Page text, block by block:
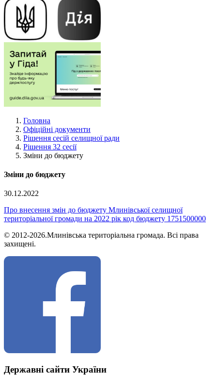
Головна
Офіційні документи
Рішення сесій селищної ради
Рішення 32 сесії
Зміни до бюджету
Зміни до бюджету
30.12.2022
Про внесення змін до бюджету Млинівської селищної
територіальної громади на 2022 рік код бюджету 1751500000
© 2012-2026.Млинівська територіальна громада. Всі права
захищені.
Державні сайти України